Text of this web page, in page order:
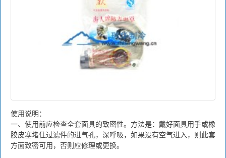
使用说明：
一、使用前应检查全套面具的致密性。方法是：戴好面具用手或橡
胶皮塞堵住过滤件的进气孔，深呼吸，如果没有空气进入，则此套
方面致密可用，否则应修理或更换。